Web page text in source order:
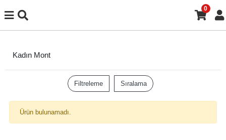
0
Kadın Mont
Filtreleme Sıralama
Ürün bulunamadı.